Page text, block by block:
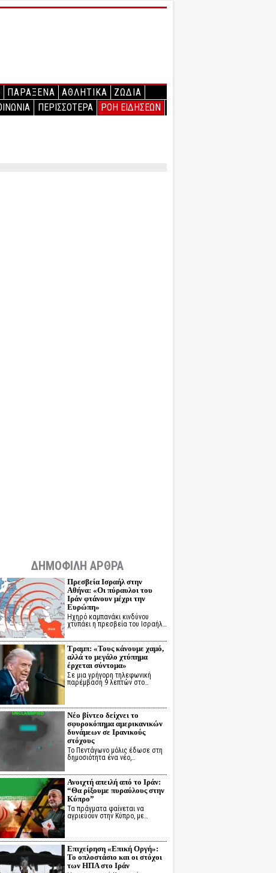
ΠΑΡΑΞΕΝΑ ΑΘΛΗΤΙΚΑ
ΖΩΔΙΑ
ΠΕΡΙΣΣΟΤΕΡΑ ΡΟΗ ΕΙΔΗΣΕΩΝ
ΔΗΜΟΦΙΛΗ ΑΡΘΡΑ
Πρεσβεία Ισραήλ στην
Αθήνα: «Οι πύραυλοι του
Ιράν φτάνουν μέχρι την
Ευρώπη»
Ηχηρό καμπανάκι κινδύνου
χτυπάει η πρεσβεία του Ισραήλ…
Τραμπ: «Τους κάνουμε χαμό,
αλλά το μεγάλο χτύπημα
έρχεται σύντομα»
Σε μια γρήγορη τηλεφωνική
παρέμβαση 9 λεπτών στο…
Νέο βίντεο δείχνει το
σφυροκόπημα αμερικανικών
δυνάμεων σε Ιρανικούς
στόχους
Το Πεντάγωνο μόλις έδωσε στη
δημοσιότητα ένα νέο,…
Ανοιχτή απειλή από το Ιράν:
“Θα ρίξουμε πυραύλους στην
Κύπρο”
Τα πράγματα φαίνεται να
αγριεύουν στην Κύπρο, με…
Επιχείρηση «Επική Οργή»:
Το οπλοστάσιο και οι στόχοι
των ΗΠΑ στο Ιράν